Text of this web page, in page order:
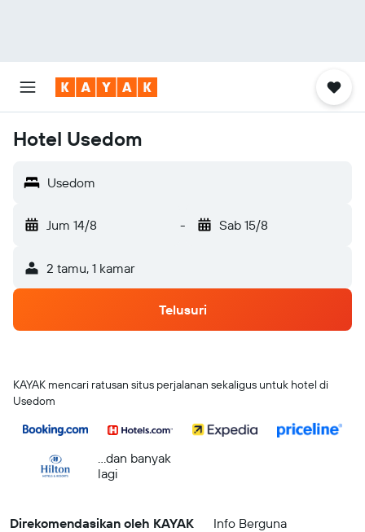
Hotel Usedom
Usedom
Jum 14/8 - Sab 15/8
2 tamu, 1 kamar
Telusuri
KAYAK mencari ratusan situs perjalanan sekaligus untuk hotel di
Usedom
...dan banyak
lagi
Direkomendasikan oleh KAYAK Info Berguna